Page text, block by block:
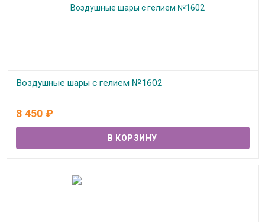
Воздушные шары с гелием №1602
8 450 ₽